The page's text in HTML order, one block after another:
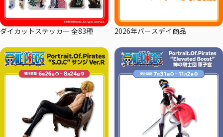
ダイカットステッカー 全83種 2026年バースデイ商品